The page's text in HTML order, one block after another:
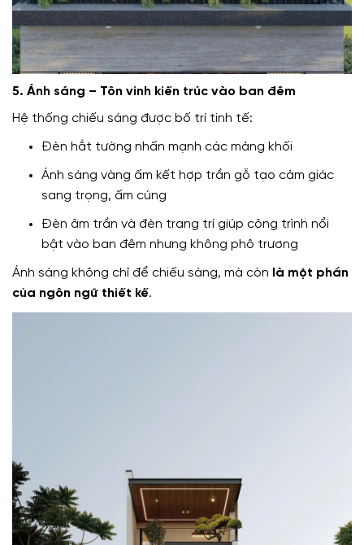
5. Ánh sáng – Tôn vinh kiến trúc vào ban đêm
Hệ thống chiếu sáng được bố trí tinh tế:
Đèn hắt tường nhấn mạnh các mảng khối
Ánh sáng vàng ấm kết hợp trần gỗ tạo cảm giác
sang trọng, ấm cúng
Đèn âm trần và đèn trang trí giúp công trình nổi
bật vào ban đêm nhưng không phô trương
Ánh sáng không chỉ để chiếu sáng, mà còn là một phần
của ngôn ngữ thiết kế.